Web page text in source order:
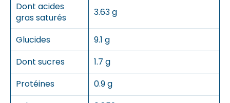
Dont acides
gras saturés
3.63 g
Glucides
9.1 g
Dont sucres
1.7 g
Protéines
0.9 g